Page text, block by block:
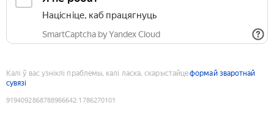
Націсніце, каб працягнуць
SmartCaptcha by Yandex Cloud
Калі ў вас узніклі праблемы, калі ласка, скарыстайцеформай зваротнай
сувязі
9194092868788966642:1786270101